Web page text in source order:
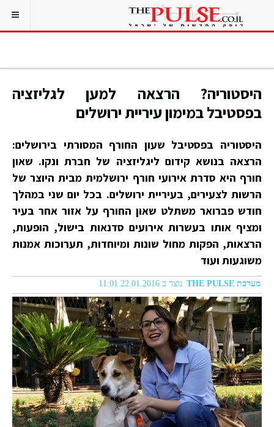
היסטוריה? הרצאה למען לגליזציה
בפסטיבל במימון עיריית ירושלים
היסטוריה בפסטיבל שעון החורף המסורתי בירושלים:
הרצאה בנושא קידום ליגליזציה של חברת ונקו. שאון
חורף היא סדרת אירועי חורף ירושלמית מבית היוצר של
הרשות לצעירים, בעיריית ירושלים. בכל יום שני במהלך
חודש פברואר משתלט שאון החורף על אזור אחר בעיר
ומציף אותו בעשרות אירועים סדנאות בישול, הופעות,
הרצאות, הפקות מחול שונות ומיוחדות, תערוכות אמנות
משוגעות ועוד
מערכת THE PULSE נוצר ב 22.01.2016 11:01